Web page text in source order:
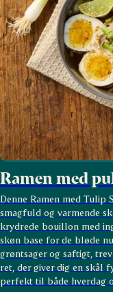
Ramen med
Denne Ramen med
smagfuld og varmende
krydrede bouillon med
skøn base for de bløde
grøntsager og saftigt,
ret, der giver dig en skål
perfekt til både hverdag